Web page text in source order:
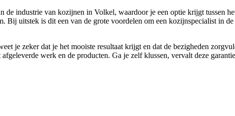
de industrie van kozijnen in Volkel, waardoor je een optie krijgt tussen
Bij uitstek is dit een van de grote voordelen om een kozijnspecialist in
je zeker dat je het mooiste resultaat krijgt en dat de bezigheden
werk en de producten. Ga je zelf klussen, vervalt deze